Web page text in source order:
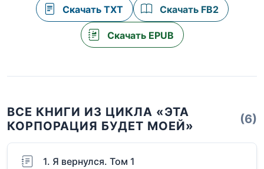
Скачать TXT Скачать FB2
Скачать EPUB
ВСЕ КНИГИ ИЗ ЦИКЛА «ЭТА
КОРПОРАЦИЯ БУДЕТ МОЕЙ»
(6)
1. Я вернулся. Том 1